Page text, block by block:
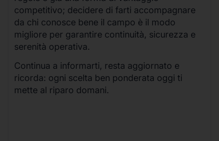
competitivo; decidere di farti accompagnare
da chi conosce bene il campo è il modo
migliore per garantire continuità, sicurezza e
serenità operativa.
Continua a informarti, resta aggiornato e
ricorda: ogni scelta ben ponderata oggi ti
mette al riparo domani.